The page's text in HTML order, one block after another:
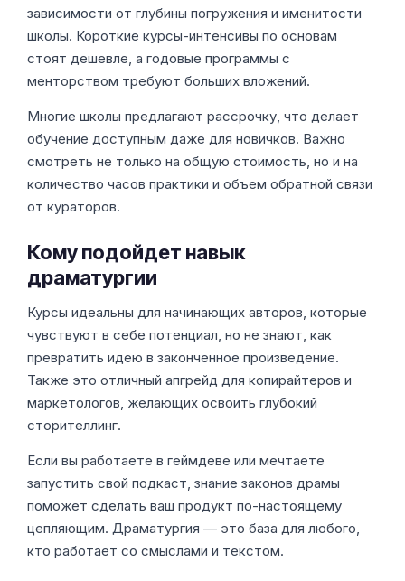
зависимости от глубины погружения и именитости
школы. Короткие курсы-интенсивы по основам
стоят дешевле, а годовые программы с
менторством требуют больших вложений.
Многие школы предлагают рассрочку, что делает
обучение доступным даже для новичков. Важно
смотреть не только на общую стоимость, но и на
количество часов практики и объем обратной связи
от кураторов.
Кому подойдет навык
драматургии
Курсы идеальны для начинающих авторов, которые
чувствуют в себе потенциал, но не знают, как
превратить идею в законченное произведение.
Также это отличный апгрейд для копирайтеров и
маркетологов, желающих освоить глубокий
сторителлинг.
Если вы работаете в геймдеве или мечтаете
запустить свой подкаст, знание законов драмы
поможет сделать ваш продукт по-настоящему
цепляющим. Драматургия — это база для любого,
кто работает со смыслами и текстом.